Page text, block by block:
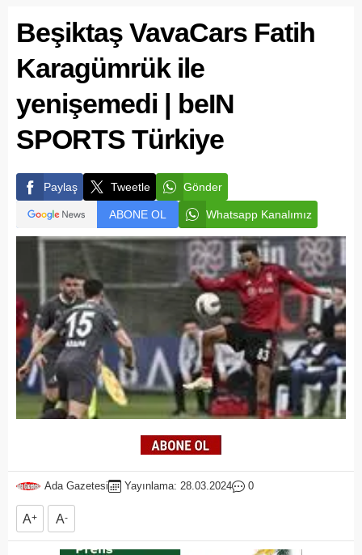
Beşiktaş VavaCars Fatih
Karagümrük ile
yenişemedi | beIN
SPORTS Türkiye
Paylaş Tweetle Gönder
ABONE OL Whatsapp Kanalımız
Ada Gazetesi Yayınlama: 28.03.2024 0
A+ A-